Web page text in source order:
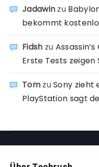
Jadawin zu
bekommt
Fidsh zu
Erste Tests
TomzuSony zieht
PlayStation sagt